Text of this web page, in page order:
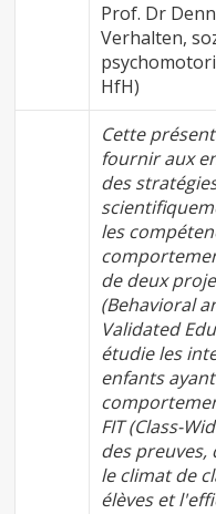
Prof. Dr
Verhalten,
HfH)
Cette
fournir aux
des
les
de deux
(Behavioral
Validated
étudie les
enfants
FIT (Class-
des
le climat de
élèves et